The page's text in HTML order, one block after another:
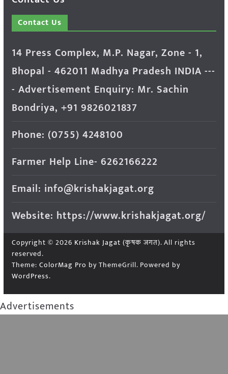
Contact Us
14 Press Complex, M.P. Nagar, Zone - 1,
Bhopal - 462011 Madhya Pradesh INDIA ---
- Advertisement Enquiry: Mr. Sachin
Bondriya, +91 9826021837
Phone: (0755) 4248100
Farmer Help Line- 6262166222
Email: info@krishakjagat.org
Website: https://www.krishakjagat.org/
Copyright © 2026 Krishak Jagat (कृषक जगत). All rights
reserved.
Theme: ColorMag Pro by ThemeGrill. Powered by
WordPress.
Advertisements